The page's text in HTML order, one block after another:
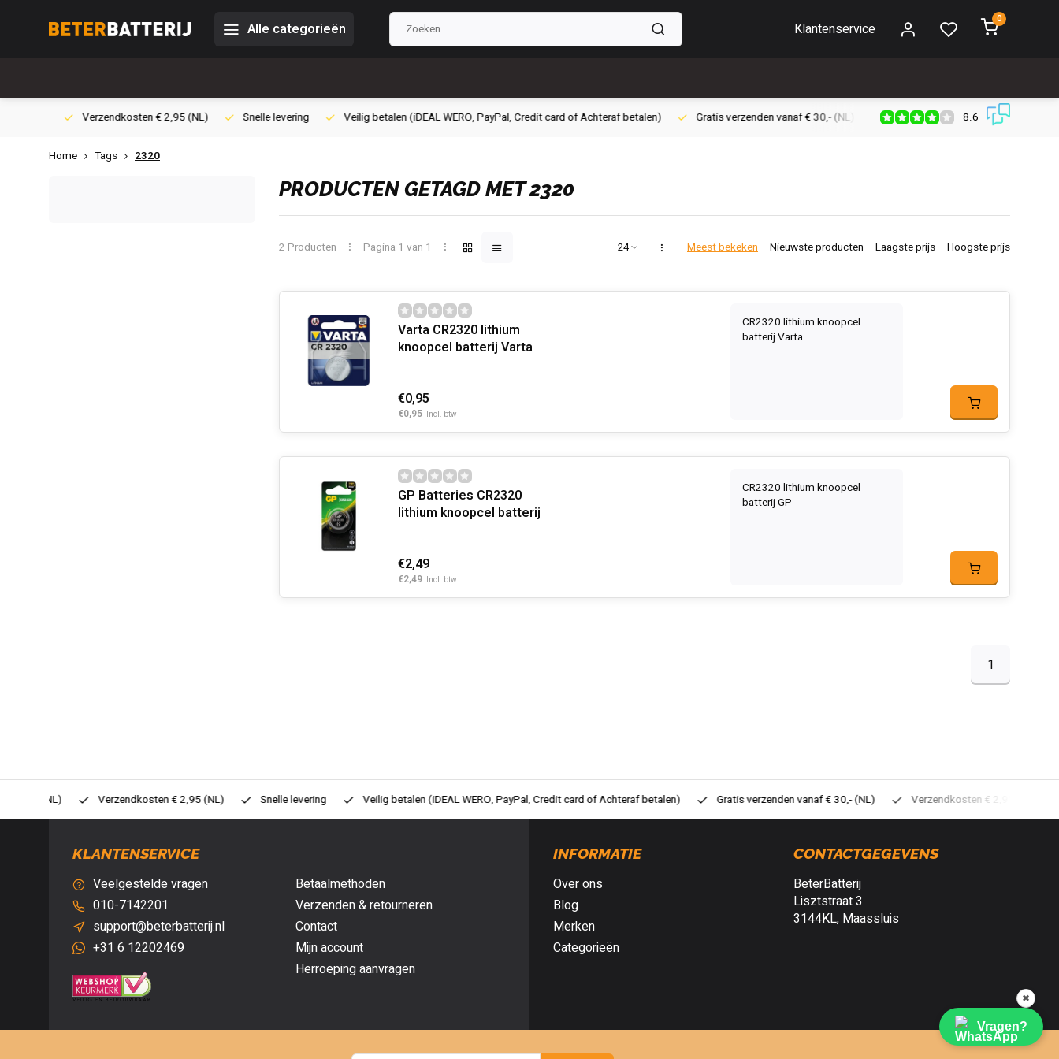
Alle categorieën Klantenservice
0
Verzendkosten € 2,95 (NL) Snelle levering Veilig betalen (iDEAL WERO, PayPal, Credit card of Achteraf betalen) Gratis verzenden vanaf € 30,- (NL) Verzendkosten € 2,95 (NL)
8.6
Home Tags 2320
PRODUCTEN GETAGD MET 2320
2 Producten Pagina 1 van 1 Meest bekeken Nieuwste producten Laagste prijs Hoogste prijs
Varta CR2320 lithium
knoopcel batterij Varta
€0,95
€0,95 Incl. btw
CR2320 lithium knoopcel
batterij Varta
GP Batteries CR2320
lithium knoopcel batterij
€2,49
€2,49 Incl. btw
CR2320 lithium knoopcel
batterij GP
1
Verzendkosten € 2,95 (NL) Snelle levering Veilig betalen (iDEAL WERO, PayPal, Credit card of Achteraf betalen) Gratis verzenden vanaf € 30,- (NL) Verzendkosten € 2,95 (NL)
KLANTENSERVICE
Veelgestelde vragen
010-7142201
support@beterbatterij.nl
+31 6 12202469
Betaalmethoden
Verzenden & retourneren
Contact
Mijn account
Herroeping aanvragen
INFORMATIE
Over ons
Blog
Merken
Categorieën
CONTACTGEGEVENS
BeterBatterij
Lisztstraat 3
3144KL, Maassluis
✖
Vragen?